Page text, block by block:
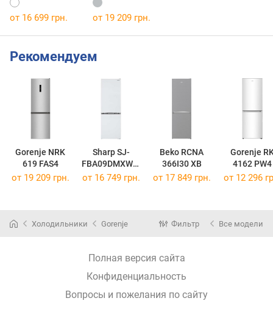
от 16 699 грн. от 19 209 грн.
Рекомендуем
Gorenje NRK
619 FAS4
Sharp SJ-
FBA09DMXWE-
UA
Beko RCNA
366I30 XB
Gorenje
4162 PW4
от 19 209 грн. от 16 749 грн. от 17 849 грн. от 12 296
Холодильники Gorenje Фильтр Все модели
Полная версия сайта
Конфиденциальность
Вопросы и пожелания по сайту